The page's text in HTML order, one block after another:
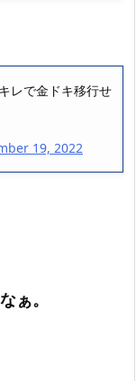
レで金ドキ移行せ
19, 2022
ぁ。